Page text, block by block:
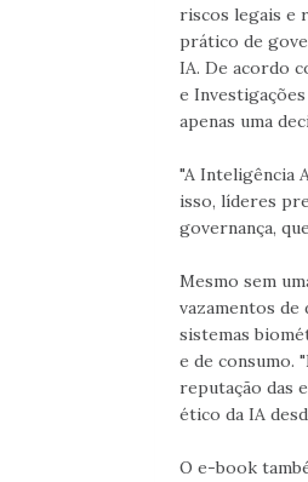
riscos legais e
prático de
IA. De acordo
e
apenas uma
"A Inteligência
isso, líderes
governança,
Mesmo sem
vazamentos
sistemas
e de consumo.
reputação das
ético da IA
O e-book